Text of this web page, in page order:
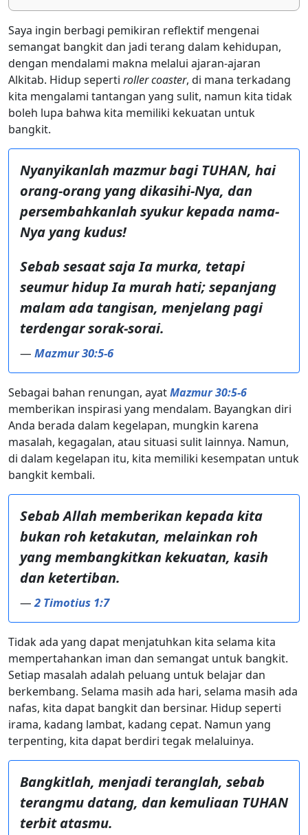
Saya ingin berbagi pemikiran reflektif mengenai
semangat bangkit dan jadi terang dalam kehidupan,
dengan mendalami makna melalui ajaran-ajaran
Alkitab. Hidup seperti roller coaster, di mana terkadang
kita mengalami tantangan yang sulit, namun kita tidak
boleh lupa bahwa kita memiliki kekuatan untuk
bangkit.
Nyanyikanlah mazmur bagi TUHAN, hai
orang-orang yang dikasihi-Nya, dan
persembahkanlah syukur kepada nama-
Nya yang kudus!
Sebab sesaat saja Ia murka, tetapi
seumur hidup Ia murah hati; sepanjang
malam ada tangisan, menjelang pagi
terdengar sorak-sorai.
— Mazmur 30:5-6
Sebagai bahan renungan, ayatMazmur 30:5-6
memberikan inspirasi yang mendalam. Bayangkan diri
Anda berada dalam kegelapan, mungkin karena
masalah, kegagalan, atau situasi sulit lainnya. Namun,
di dalam kegelapan itu, kita memiliki kesempatan untuk
bangkit kembali.
Sebab Allah memberikan kepada kita
bukan roh ketakutan, melainkan roh
yang membangkitkan kekuatan, kasih
dan ketertiban.
—2 Timotius 1:7
Tidak ada yang dapat menjatuhkan kita selama kita
mempertahankan iman dan semangat untuk bangkit.
Setiap masalah adalah peluang untuk belajar dan
berkembang. Selama masih ada hari, selama masih ada
nafas, kita dapat bangkit dan bersinar. Hidup seperti
irama, kadang lambat, kadang cepat. Namun yang
terpenting, kita dapat berdiri tegak melaluinya.
Bangkitlah, menjadi teranglah, sebab
terangmu datang, dan kemuliaan TUHAN
terbit atasmu.